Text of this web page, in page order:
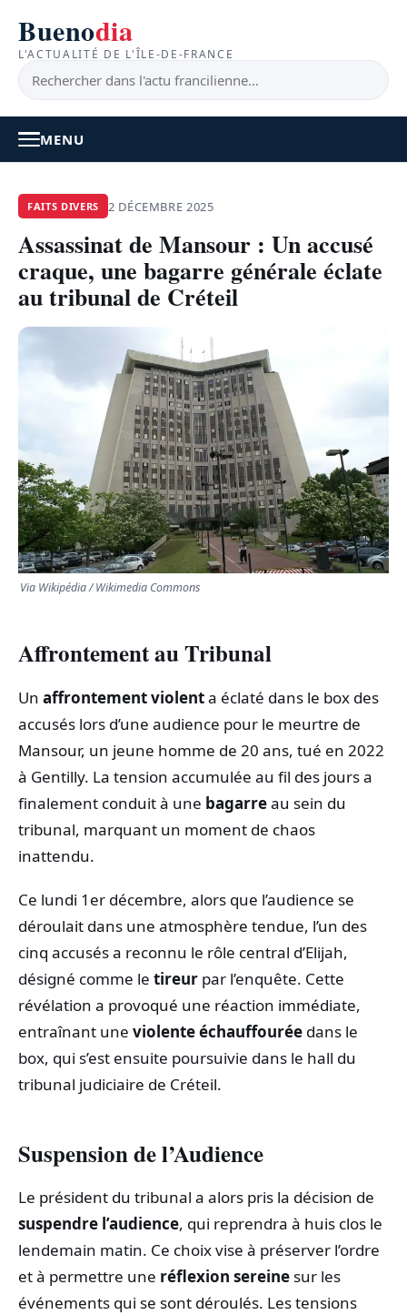
Buenodia
L'ACTUALITÉ DE L'ÎLE-DE-FRANCE
MENU
ACTUALITÉ
BONS PLANS
FAITS DIVERS
TRANSPORTS
ÉCONOMIE
POLITIQUE
SPORT
SCIENCES & TECH
FAITS DIVERS 2 DÉCEMBRE 2025
Assassinat de Mansour : Un accusé
craque, une bagarre générale éclate
au tribunal de Créteil
Via Wikipédia / Wikimedia Commons
Affrontement au Tribunal
Un affrontement violenta éclaté dans le box des
accusés lors d’une audience pour le meurtre de
Mansour, un jeune homme de 20 ans, tué en 2022
à Gentilly. La tension accumulée au fil des jours a
finalement conduit à une bagarreau sein du
tribunal, marquant un moment de chaos
inattendu.
Ce lundi 1er décembre, alors que l’audience se
déroulait dans une atmosphère tendue, l’un des
cinq accusés a reconnu le rôle central d’Elijah,
désigné comme le tireur par l’enquête. Cette
révélation a provoqué une réaction immédiate,
entraînant une violente échauffourée dans le
box, qui s’est ensuite poursuivie dans le hall du
tribunal judiciaire de Créteil.
Suspension de l’Audience
Le président du tribunal a alors pris la décision de
suspendre l’audience, qui reprendra à huis clos le
lendemain matin. Ce choix vise à préserver l’ordre
et à permettre une réflexion sereine sur les
événements qui se sont déroulés. Les tensions